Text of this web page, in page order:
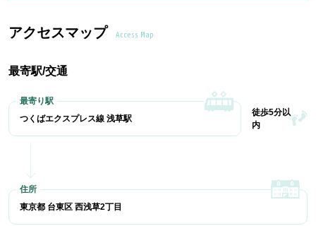
アクセスマップ Access Map
最寄駅/交通
つくばエクスプレス線 浅草駅
徒歩5分以
内
東京都 台東区 西浅草2丁目